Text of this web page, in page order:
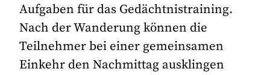
Aufgaben für das Gedächtnistraining.
Nach der Wanderung können die
Teilnehmer bei einer gemeinsamen
Einkehr den Nachmittag ausklingen